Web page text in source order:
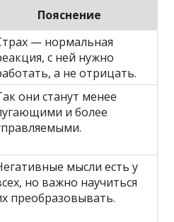
Пояснение
— нормальная
с ней нужно
а не отрицать.
они станут менее
и более
мысли есть у
но важно научиться
преобразовывать.